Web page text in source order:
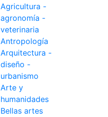
Agricultura -
agronomía -
veterinaria
Antropología
Arquitectura -
diseño -
urbanismo
Arte y
humanidades
Bellas artes